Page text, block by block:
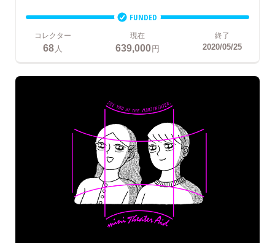
FUNDED
コレクター
68人
現在
639,000円
終了
2020/05/25